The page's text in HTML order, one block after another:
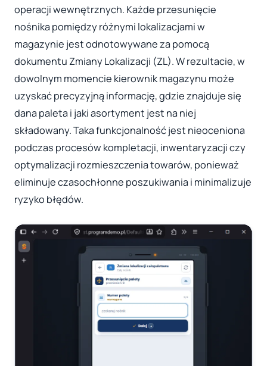
operacji wewnętrznych. Każde przesunięcie
nośnika pomiędzy różnymi lokalizacjami w
magazynie jest odnotowywane za pomocą
dokumentu Zmiany Lokalizacji (ZL). W rezultacie, w
dowolnym momencie kierownik magazynu może
uzyskać precyzyjną informację, gdzie znajduje się
dana paleta i jaki asortyment jest na niej
składowany. Taka funkcjonalność jest nieoceniona
podczas procesów kompletacji, inwentaryzacji czy
optymalizacji rozmieszczenia towarów, ponieważ
eliminuje czasochłonne poszukiwania i minimalizuje
ryzyko błędów.